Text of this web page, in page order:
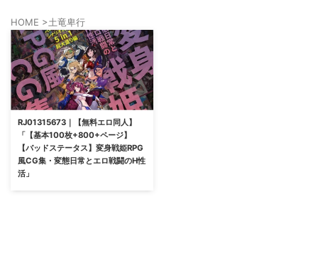
HOME >土竜卑行
RJ01315673｜【無料エロ同人】
「【基本100枚+800+ページ】
【バッドステータス】変身戦姫RPG
風CG集・変態日常とエロ戦闘のH性
活」